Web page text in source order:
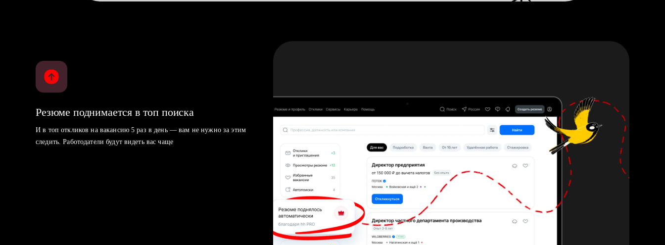
Резюме поднимается в топ поиска
И в топ откликов на вакансию 5 раз в день — вам не нужно за этим
следить. Работодатели будут видеть вас чаще